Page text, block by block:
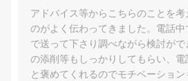
アドバイス等からこちらのことを
のがよく伝わってきました。電話
で送って下さり調べながら検討が
の添削等もしっかりしてもらい、
と褒めてくれるのでモチベーション